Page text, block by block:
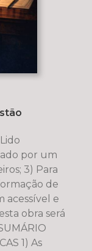
por um
3) Para
de
acessível e
obra será
1) As